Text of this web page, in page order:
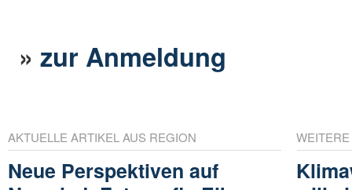
»zur Anmeldung
AKTUELLE ARTIKEL AUS REGION
Neue Perspektiven auf